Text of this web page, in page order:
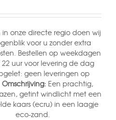
in onze directe regio doen wij
voor u zonder extra
Bestellen op weekdagen
22 uur voor levering de dag
geen leveringen op
Omschrijving: Een prachtig,
getint windlicht met een
kaars (ecru) in een laagje
eco-zand.